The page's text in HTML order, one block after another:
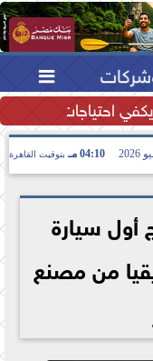

احتياجات
04:10 مـ بتوقيت القاهرة
أول سيارة
من مصنع